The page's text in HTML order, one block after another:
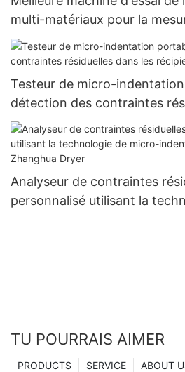
multi-matériaux pour la
et des contraintes -
Testeur de micro-
détection des contraintes
récipients sous pression
Analyseur de contraintes
personnalisé utilisant la
TU POURRAIS AIMER
ABOUT
SERVICE
PRODUCTS